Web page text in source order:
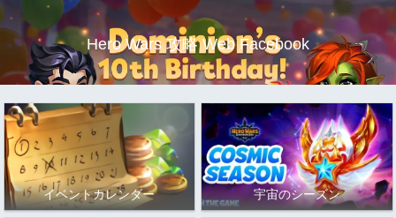
Hero Wars 攻略 Web Facebook
イベントカレンダー 宇宙のシーズン